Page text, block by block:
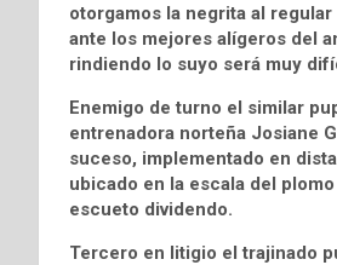
otorgamos la negrita al
ante los mejores alígeros del
rindiendo lo suyo será muy
Enemigo de turno el similar
entrenadora norteña Josiane
suceso, implementado en
ubicado en la escala del
escueto dividendo.
Tercero en litigio el trajinado